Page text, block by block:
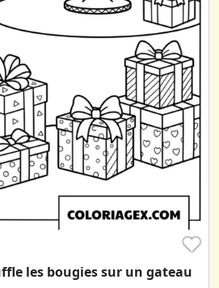
♥
les bougies sur un gateau